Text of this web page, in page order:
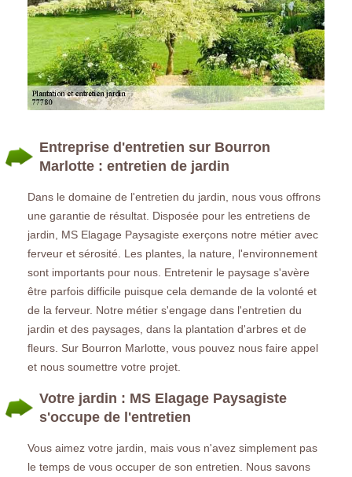
Entreprise d'entretien sur Bourron
Marlotte : entretien de jardin
Dans le domaine de l'entretien du jardin, nous vous offrons
une garantie de résultat. Disposée pour les entretiens de
jardin, MS Elagage Paysagiste exerçons notre métier avec
ferveur et sérosité. Les plantes, la nature, l'environnement
sont importants pour nous. Entretenir le paysage s'avère
être parfois difficile puisque cela demande de la volonté et
de la ferveur. Notre métier s'engage dans l'entretien du
jardin et des paysages, dans la plantation d'arbres et de
fleurs. Sur Bourron Marlotte, vous pouvez nous faire appel
et nous soumettre votre projet.
Votre jardin : MS Elagage Paysagiste
s'occupe de l'entretien
Vous aimez votre jardin, mais vous n'avez simplement pas
le temps de vous occuper de son entretien. Nous savons